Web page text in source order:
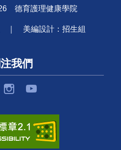
德育護理健康學院
｜ 美編設計：招生組
我們